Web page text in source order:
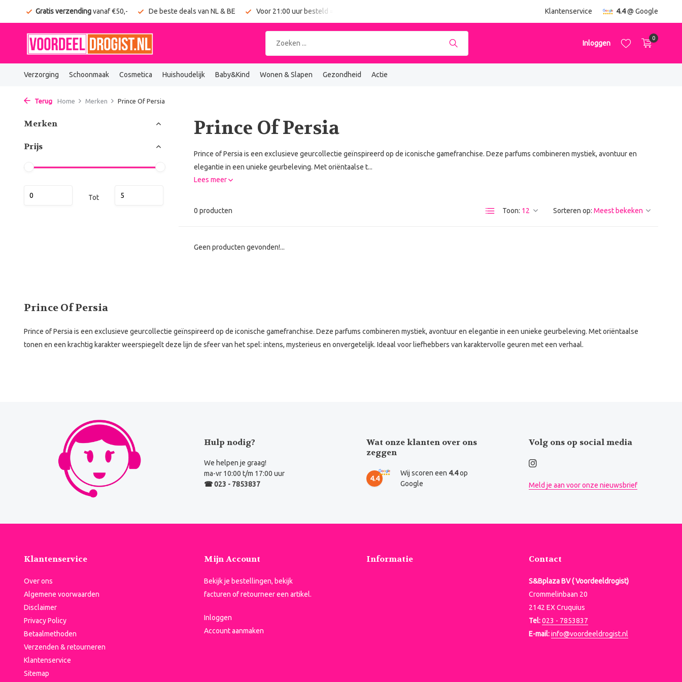
Gratis verzendingvanaf €50,- De beste deals van NL & BE Voor 21:00 uur besteld = vandaag verzonden Klantenservice 4.4@ Google
Inloggen
0
Verzorging Schoonmaak Cosmetica Huishoudelijk Baby&Kind Wonen & Slapen Gezondheid Actie
Terug Home Merken Prince Of Persia
Merken
Prijs
Tot
Prince Of Persia
Prince of Persia is een exclusieve geurcollectie geïnspireerd op de iconische gamefranchise. Deze parfums combineren mystiek, avontuur en
elegantie in een unieke geurbeleving. Met oriëntaalse t...
Lees meer
0 producten Toon: Sorteren op:
Geen producten gevonden!...
Prince Of Persia
Prince of Persia is een exclusieve geurcollectie geïnspireerd op de iconische gamefranchise. Deze parfums combineren mystiek, avontuur en elegantie in een unieke geurbeleving. Met oriëntaalse
tonen en een krachtig karakter weerspiegelt deze lijn de sfeer van het spel: intens, mysterieus en onvergetelijk. Ideaal voor liefhebbers van karaktervolle geuren met een verhaal.
Hulp nodig?
We helpen je graag!
ma-vr 10:00 t/m 17:00 uur
☎ 023 - 7853837
Wat onze klanten over ons
zeggen
4.4
Wij scoren een 4.4op
Google
Volg ons op social media
Meld je aan voor onze nieuwsbrief
Klantenservice
Over ons
Algemene voorwaarden
Disclaimer
Privacy Policy
Betaalmethoden
Verzenden & retourneren
Klantenservice
Sitemap
Mijn Account
Bekijk je bestellingen, bekijk
facturen of retourneer een artikel.
Inloggen
Account aanmaken
Informatie Contact
S&Bplaza BV ( Voordeeldrogist)
Crommelinbaan 20
2142 EX Cruquius
Tel:023 - 7853837
E-mail:info@voordeeldrogist.nl